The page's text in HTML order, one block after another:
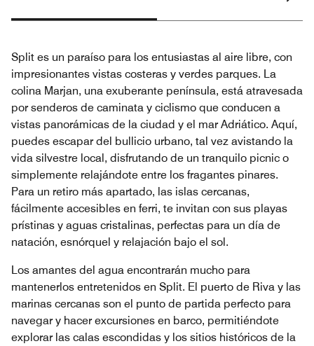
Split es un paraíso para los entusiastas al aire libre, con
impresionantes vistas costeras y verdes parques. La
colina Marjan, una exuberante península, está atravesada
por senderos de caminata y ciclismo que conducen a
vistas panorámicas de la ciudad y el mar Adriático. Aquí,
puedes escapar del bullicio urbano, tal vez avistando la
vida silvestre local, disfrutando de un tranquilo picnic o
simplemente relajándote entre los fragantes pinares.
Para un retiro más apartado, las islas cercanas,
fácilmente accesibles en ferri, te invitan con sus playas
prístinas y aguas cristalinas, perfectas para un día de
natación, esnórquel y relajación bajo el sol.
Los amantes del agua encontrarán mucho para
mantenerlos entretenidos en Split. El puerto de Riva y las
marinas cercanas son el punto de partida perfecto para
navegar y hacer excursiones en barco, permitiéndote
explorar las calas escondidas y los sitios históricos de la